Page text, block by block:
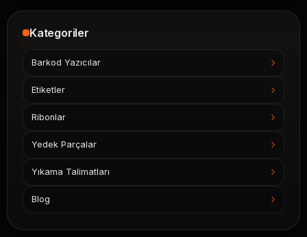
Kategoriler
Barkod Yazıcılar
Etiketler
Ribonlar
Yedek Parçalar
Yıkama Talimatları
Blog